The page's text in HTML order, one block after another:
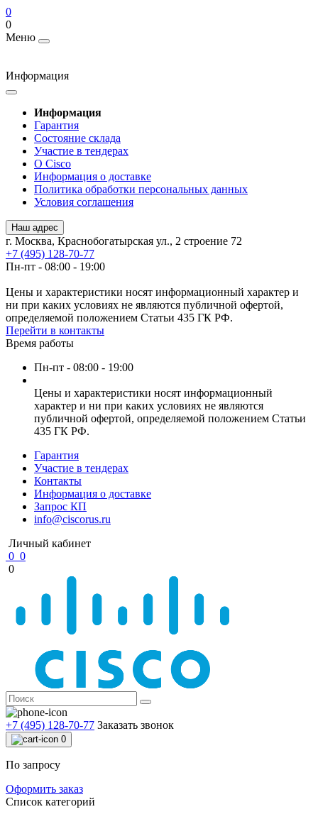
0
0
Меню
Информация
Информация
Гарантия
Состояние склада
Участие в тендерах
О Cisco
Информация о доставке
Политика обработки персональных данных
Условия соглашения
Наш адрес
г. Москва, Краснобогатырская ул., 2 строение 72
+7 (495) 128-70-77
Пн-пт - 08:00 - 19:00
Цены и характеристики носят информационный характер и
ни при каких условиях не являются публичной офертой,
определяемой положением Статьи 435 ГК РФ.
Перейти в контакты
Время работы
Пн-пт - 08:00 - 19:00
Цены и характеристики носят информационный
характер и ни при каких условиях не являются
публичной офертой, определяемой положением Статьи
435 ГК РФ.
Гарантия
Участие в тендерах
Контакты
Информация о доставке
Запрос КП
info@ciscorus.ru
Личный кабинет
0 0
0
+7 (495) 128-70-77 Заказать звонок
0
По запросу
Оформить заказ
Список категорий